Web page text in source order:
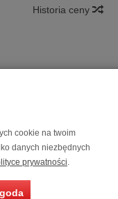
Historia ceny
FezzKarta
Możliwość
cookie na twoim
danych niezbędnych
prywatności